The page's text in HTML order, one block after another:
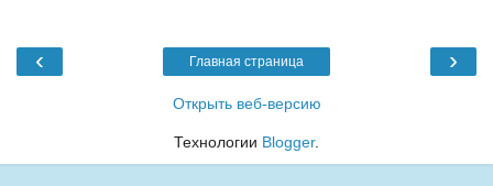
‹ ›
Главная страница
Открыть веб-версию
Технологии Blogger.